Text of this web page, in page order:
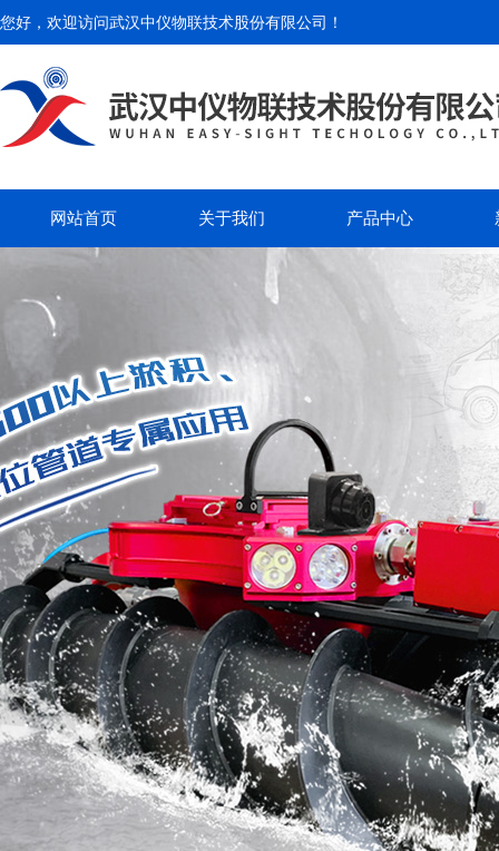
您好，欢迎访问武汉中仪物联技术股份有限公司 ！
网站首页 关于我们 产品中心